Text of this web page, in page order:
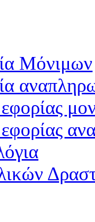
Μόνιμων